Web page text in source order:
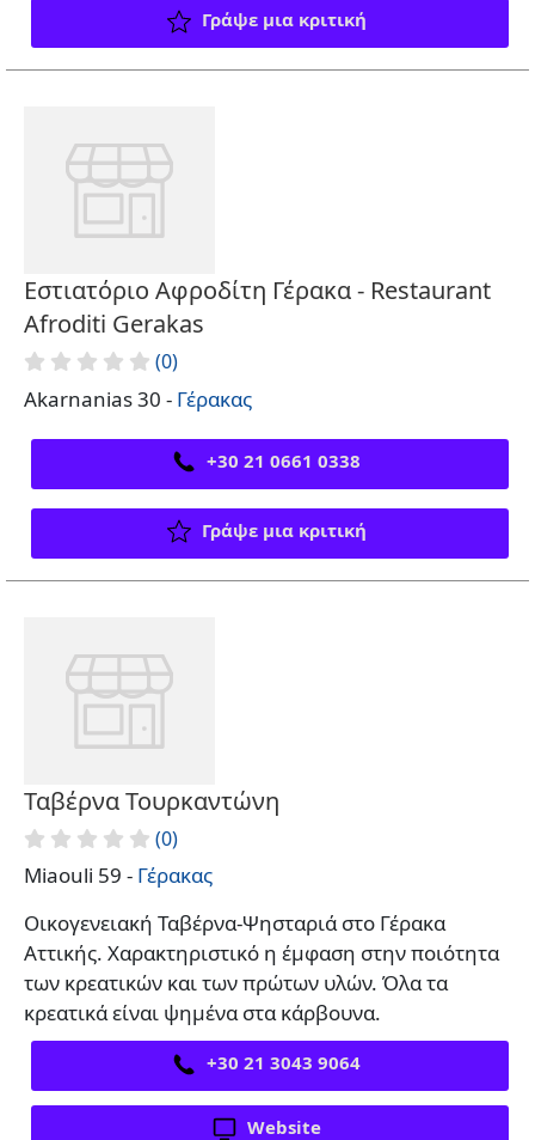
Γράψε μια κριτική
Εστιατόριο Αφροδίτη Γέρακα - Restaurant
Afroditi Gerakas
(0)
Akarnanias 30 - Γέρακας
+30 21 0661 0338
Γράψε μια κριτική
Ταβέρνα Τουρκαντώνη
(0)
Miaouli 59 - Γέρακας
Οικογενειακή Ταβέρνα-Ψησταριά στο Γέρακα
Αττικής. Χαρακτηριστικό η έμφαση στην ποιότητα
των κρεατικών και των πρώτων υλών. Όλα τα
κρεατικά είναι ψημένα στα κάρβουνα.
+30 21 3043 9064
Website